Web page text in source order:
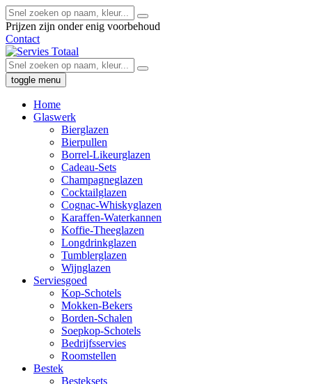
Prijzen zijn onder enig voorbehoud
Contact
toggle menu
Home
Glaswerk
Bierglazen
Bierpullen
Borrel-Likeurglazen
Cadeau-Sets
Champagneglazen
Cocktailglazen
Cognac-Whiskyglazen
Karaffen-Waterkannen
Koffie-Theeglazen
Longdrinkglazen
Tumblerglazen
Wijnglazen
Serviesgoed
Kop-Schotels
Mokken-Bekers
Borden-Schalen
Soepkop-Schotels
Bedrijfsservies
Roomstellen
Bestek
Besteksets